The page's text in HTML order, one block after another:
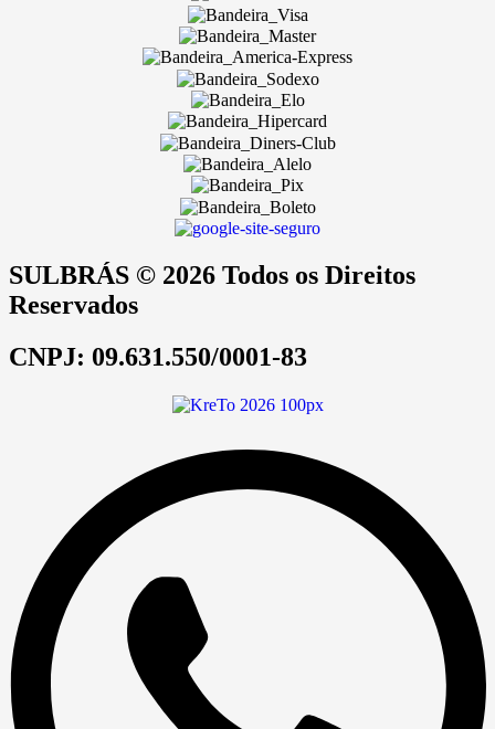
SULBRÁS © 2026 Todos os Direitos
Reservados
CNPJ: 09.631.550/0001-83